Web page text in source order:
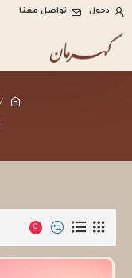
دخول تواصل معنا
0